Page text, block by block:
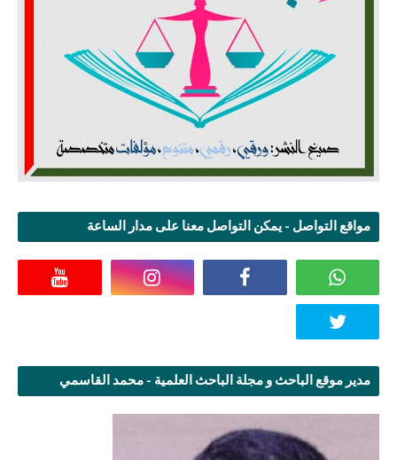
مواقع التواصل - يمكن التواصل معنا على مدار الساعة
مدير موقع الباحث و مجلة الباحث العلمية - محمد القاسمي